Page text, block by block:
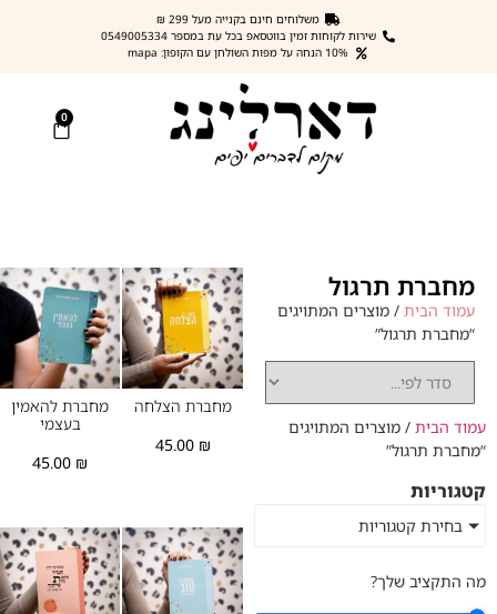
משלוחים חינם בקנייה מעל 299 ₪
שירות לקוחות זמין בווטסאפ בכל עת במספר 0549005334
10% הנחה על מפות השולחן עם הקופון: mapa
0
מחברת הצלחה
45.00₪
מחברת להאמין
בעצמי
45.00
עמוד הבית/ מוצרים המתויגים
“מחברת תרגול”
קטגוריות
בחירת קטגוריות
מה התקציב שלך?
עמוד הבית/ מוצרים המתויגים
“מחברת תרגול”
מחברת תרגול